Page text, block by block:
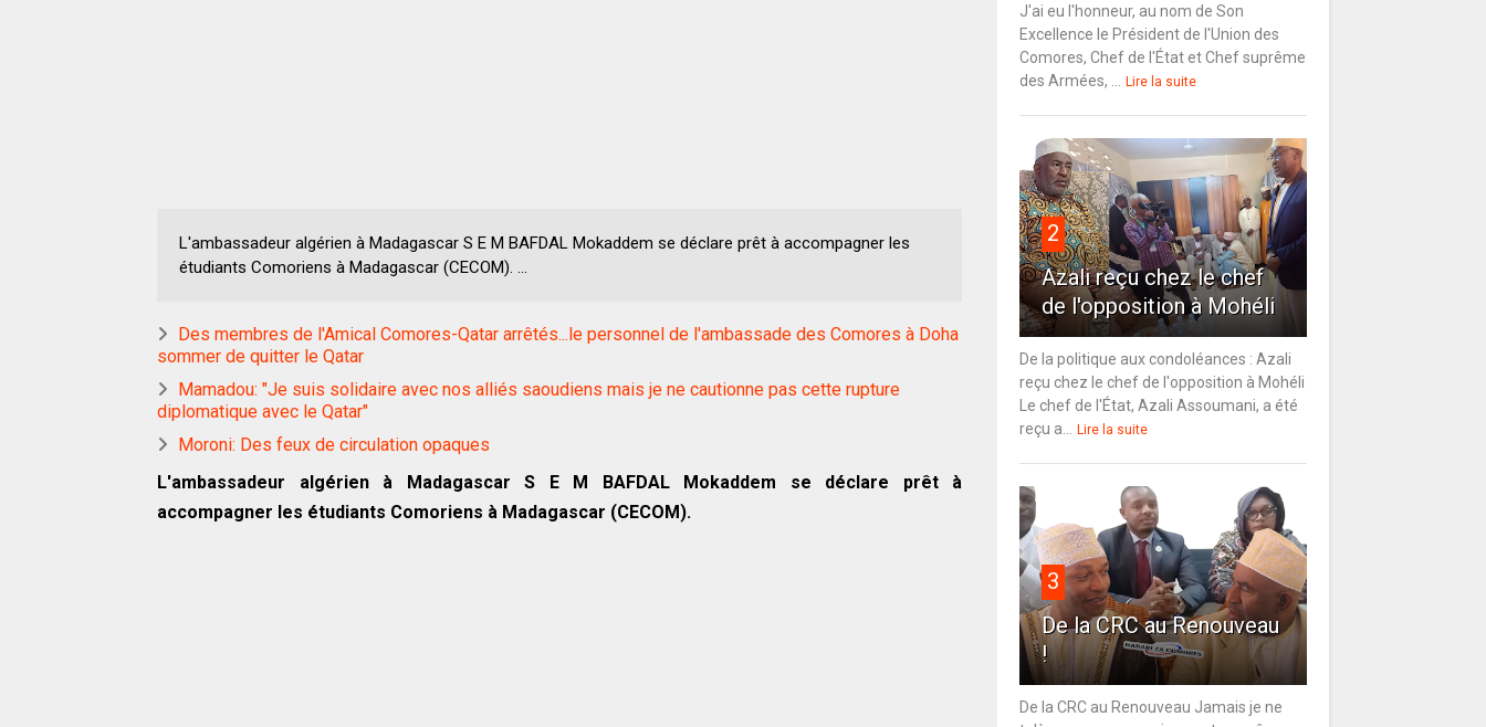
L'ambassadeur algérien à Madagascar S E M BAFDAL Mokaddem se déclare prêt à accompagner les
étudiants Comoriens à Madagascar (CECOM). ...
Des membres de l'Amical Comores-Qatar arrêtés...le personnel de l'ambassade des Comores à Doha
sommer de quitter le Qatar
Mamadou: "Je suis solidaire avec nos alliés saoudiens mais je ne cautionne pas cette rupture
diplomatique avec le Qatar"
Moroni: Des feux de circulation opaques
L'ambassadeur algérien à Madagascar S E M BAFDAL Mokaddem se déclare prêt à
accompagner les étudiants Comoriens à Madagascar (CECOM).
J'ai eu l'honneur, au nom de Son
Excellence le Président de l'Union des
Comores, Chef de l'État et Chef suprême
des Armées, ...
Lire la suite
2
Azali reçu chez le chef
de l'opposition à Mohéli
De la politique aux condoléances : Azali
reçu chez le chef de l'opposition à Mohéli
Le chef de l'État, Azali Assoumani, a été
reçu a...
Lire la suite
3
De la CRC au Renouveau
!
De la CRC au Renouveau Jamais je ne